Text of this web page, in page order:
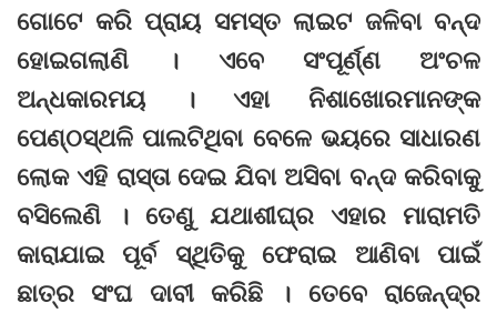
ଗୋଟେ କରି ପ୍ରାୟ ସମସ୍ତ ଲାଇଟ ଜଳିବା ବନ୍ଦ
ହୋଇଗଲାଣି । ଏବେ ସଂପୂର୍ଣ୍ଣ ଅଂଚଳ
ଅନ୍ଧକାରମୟ । ଏହା ନିଶାଖୋରମାନଙ୍କ
ପେଣ୍ଠସ୍ଥଳି ପାଲଟିଥିବା ବେଳେ ଭୟରେ ସାଧାରଣ
ଲୋକ ଏହି ରାସ୍ତା ଦେଇ ଯିବା ଅସିବା ବନ୍ଦ କରିବାକୁ
ବସିଲେଣି । ତେଣୁ ଯଥାଶୀଘ୍ର ଏହାର ମାରାମତି
କାରାଯାଇ ପୂର୍ବ ସ୍ଥିତିକୁ ଫେରାଇ ଆଣିବା ପାଇଁ
ଛାତ୍ର ସଂଘ ଦାବୀ କରିଛି । ତେବେ ରାଜେନ୍ଦ୍ର